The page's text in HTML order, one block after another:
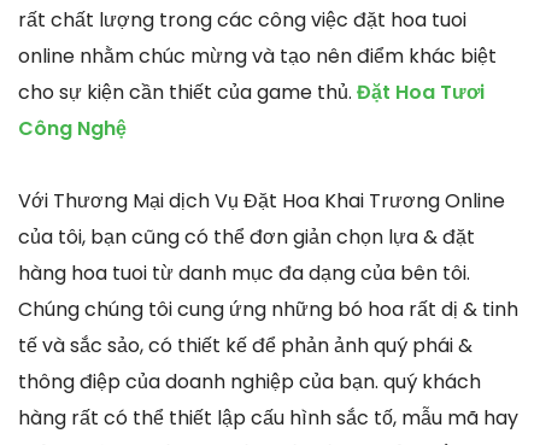
rất chất lượng trong các công việc đặt hoa tuoi
online nhằm chúc mừng và tạo nên điểm khác biệt
cho sự kiện cần thiết của game thủ. Đặt Hoa Tươi
Công Nghệ
Với Thương Mại dịch Vụ Đặt Hoa Khai Trương Online
của tôi, bạn cũng có thể đơn giản chọn lựa & đặt
hàng hoa tuoi từ danh mục đa dạng của bên tôi.
Chúng chúng tôi cung ứng những bó hoa rất dị & tinh
tế và sắc sảo, có thiết kế để phản ảnh quý phái &
thông điệp của doanh nghiệp của bạn. quý khách
hàng rất có thể thiết lập cấu hình sắc tố, mẫu mã hay